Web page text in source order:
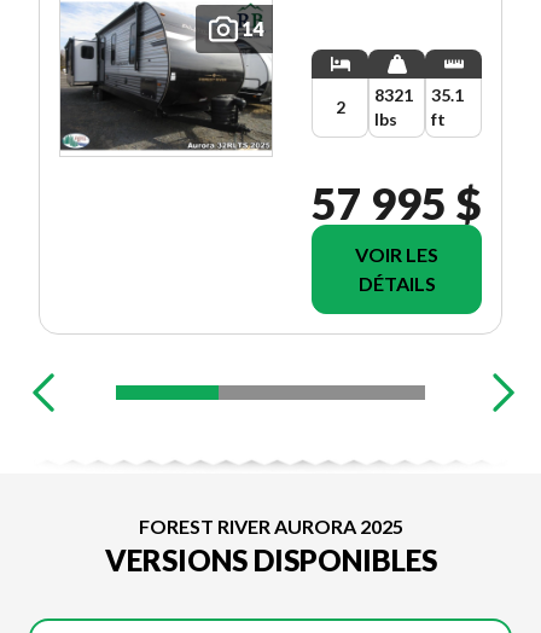
14
2
8321
lbs
35.1
ft
57 995 $
VOIR LES
DÉTAILS
FOREST RIVER AURORA 2025
VERSIONS DISPONIBLES